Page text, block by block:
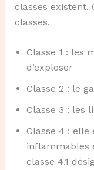
classes existent.
classes.
Classe 1 : les
d’exploser
Classe 2 : le
Classe 3 : les
Classe 4 : elle
inflammables
classe 4.1